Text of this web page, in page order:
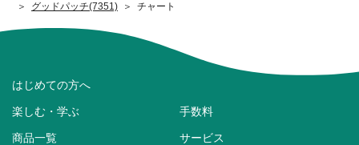
グッドパッチ(7351)
チャート
はじめての方へ
楽しむ・学ぶ 手数料
商品一覧 サービス